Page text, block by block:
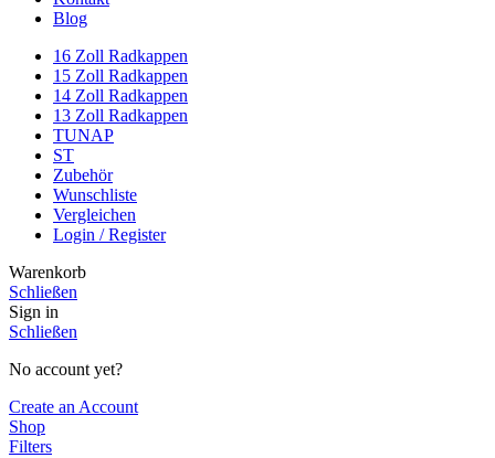
Blog
16 Zoll Radkappen
15 Zoll Radkappen
14 Zoll Radkappen
13 Zoll Radkappen
TUNAP
ST
Zubehör
Wunschliste
Vergleichen
Login / Register
Warenkorb
Schließen
Sign in
Schließen
No account yet?
Create an Account
Shop
Filters